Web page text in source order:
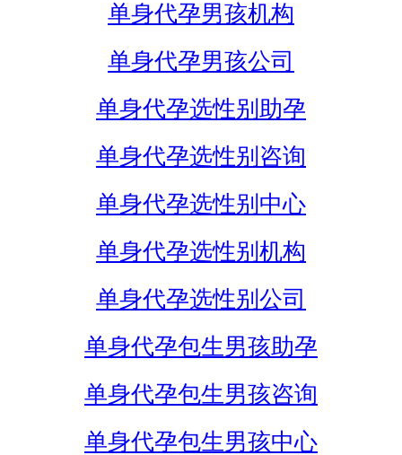
单身代孕男孩机构
单身代孕男孩公司
单身代孕选性别助孕
单身代孕选性别咨询
单身代孕选性别中心
单身代孕选性别机构
单身代孕选性别公司
单身代孕包生男孩助孕
单身代孕包生男孩咨询
单身代孕包生男孩中心